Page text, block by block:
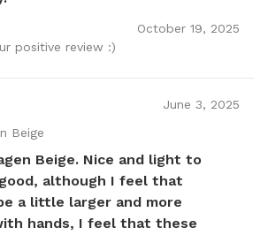
October 19, 2025
positive review :)
June 3, 2025
Beige
Beige. Nice and light to
although I feel that
a little larger and more
hands, I feel that these